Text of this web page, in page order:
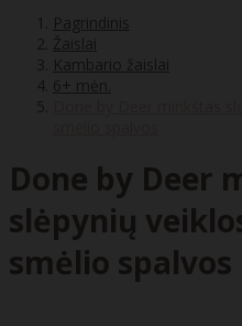
Pagrindinis
Žaislai
Kambario žaislai
6+ mėn.
Done by Deer
slėpynių
smėlio spalvos